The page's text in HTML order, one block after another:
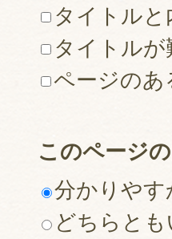
タイトル
タイトルが
ページのあ
このページ
分かりやす
どちらと